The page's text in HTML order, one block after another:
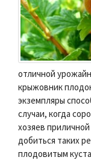
отличной
крыжовник
экземпляры
случаи, когда
хозяев
добиться таких
плодовитым